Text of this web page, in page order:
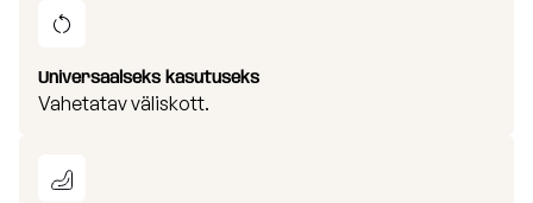
Universaalseks kasutuseks
Vahetatav väliskott.